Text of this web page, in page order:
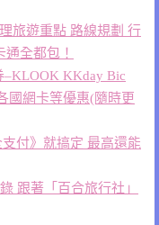
旅遊重點 路線規劃 行
全都包！
–KLOOK KKday Bic
國網卡等優惠(隨時更
付》就搞定 最高還能
跟著「百合旅行社」